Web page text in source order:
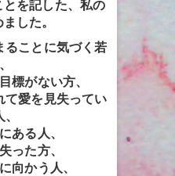
を記した、私の
した。
ることに気づく若
標がない方、
て愛を見失ってい
ある人、
った方、
向かう人、